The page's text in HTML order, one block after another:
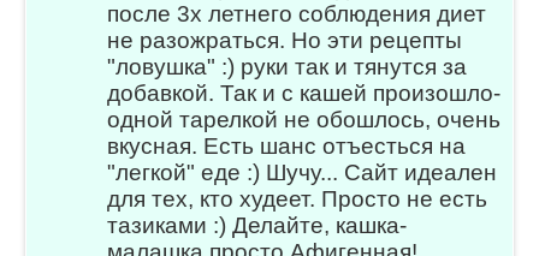
после 3х летнего соблюдения диет
не разожраться. Но эти рецепты
"ловушка" :) руки так и тянутся за
добавкой. Так и с кашей произошло-
одной тарелкой не обошлось, очень
вкусная. Есть шанс отъесться на
"легкой" еде :) Шучу... Сайт идеален
для тех, кто худеет. Просто не есть
тазиками :) Делайте, кашка-